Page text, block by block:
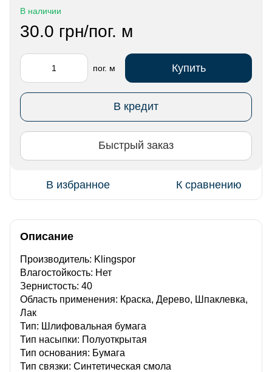
В наличии
30.0 грн/пог. м
пог. м Купить
В кредит
Быстрый заказ
В избранное К сравнению
Описание
Производитель: Klingspor
Влагостойкость: Нет
Зернистость: 40
Область применения: Краска, Дерево, Шпаклевка,
Лак
Тип: Шлифовальная бумага
Тип насыпки: Полуоткрытая
Тип основания: Бумага
Тип связки: Синтетическая смола